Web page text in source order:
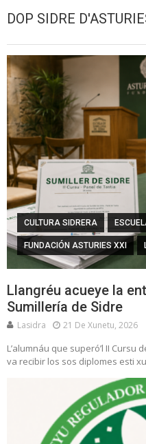
DOP SIDRE
CULTURA SIDRERA
FUNDACIÓN ASTURIES XXI
Llangréu acueye la
Sumillería de Sidre
Lasidra 21 De Xunetu, 2026
L’alumnáu que superó’l II Cursu
va recibir los sos diplomes esti